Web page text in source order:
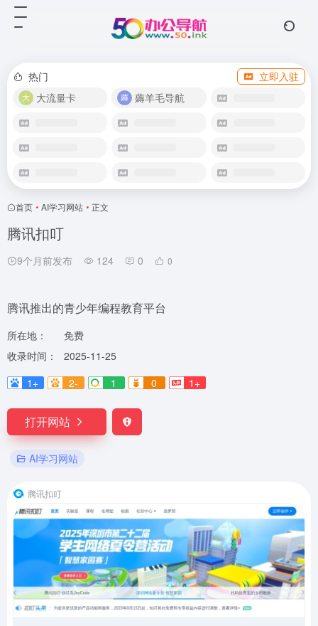
热门
立即入驻
大流量卡
薅羊毛导航
首页 • AI学习网站 • 正文
腾讯扣叮
9个月前发布 124 0 0
腾讯推出的青少年编程教育平台
所在地：
免费
收录时间：
2025-11-25
1+
2- 1 0 1+
打开网站
AI学习网站
腾讯扣叮